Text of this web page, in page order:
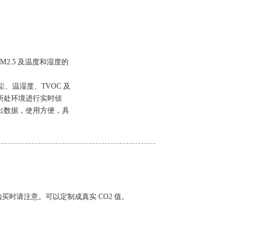
及温度和湿度的
、温湿度、TVOC 及
处环境进行实时侦
数据，使用方便，具
时请注意。可以定制成真实 CO2 值。